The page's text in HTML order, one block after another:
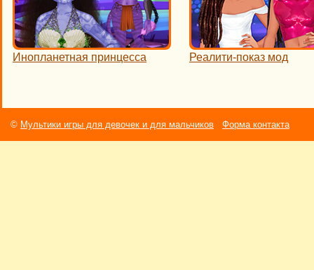
Инопланетная принцесса Реалити-показ мод
© Мультики игры для девочек и для мальчиков Форма контакта